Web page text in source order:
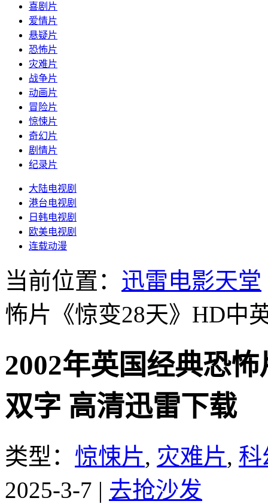
喜剧片
爱情片
悬疑片
恐怖片
灾难片
战争片
动画片
冒险片
惊悚片
奇幻片
剧情片
纪录片
大陆电视剧
港台电视剧
日韩电视剧
欧美电视剧
连载动漫
当前位置： 迅雷电影天堂
怖片《惊变28天》HD中
2002年英国经典恐
双字 高清迅雷下载
类型： 惊悚片, 灾难片, 科
2025-3-7 | 去抢沙发